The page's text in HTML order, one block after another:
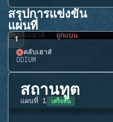
สรุปการแข่งขัน
แผนที่
1 ถูกแบน
คลับเฮาส์
ODIUM
สถานทูต
แผนที่ 1 เสร็จสิ้น